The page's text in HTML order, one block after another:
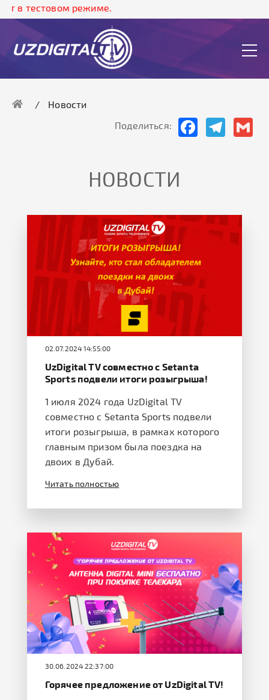
режиме.
Новости
Поделиться:
FacebookTelegram
НОВОСТИ
02.07.2024 14:55:00
UzDigital TV совместно с Setanta
Sports подвели итоги розыгрыша!
1 июля 2024 года UzDigital TV
совместно с Setanta Sports подвели
итоги розыгрыша, в рамках которого
главным призом была поездка на
двоих в Дубай.
Читать полностью
30.06.2024 22:37:00
Горячее предложение от UzDigital TV!